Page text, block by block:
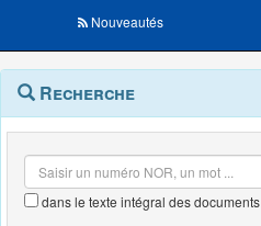
Nouveautés
Navigation
outils
Menu
contextuel
Recherche
dans le texte intégral des documents